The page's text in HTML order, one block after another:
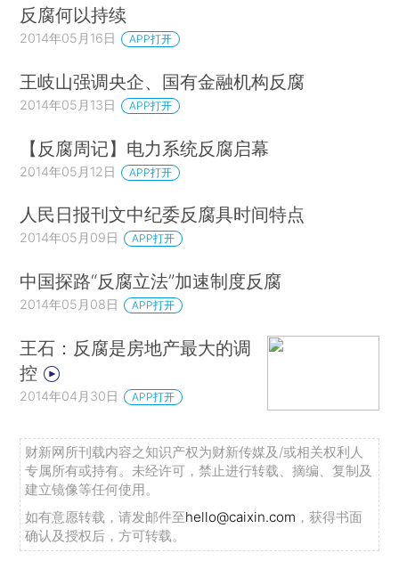
反腐何以持续
2014年05月16日 APP打开
王岐山强调央企、国有金融机构反腐
2014年05月13日 APP打开
【反腐周记】电力系统反腐启幕
2014年05月12日 APP打开
人民日报刊文中纪委反腐具时间特点
2014年05月09日 APP打开
中国探路“反腐立法”加速制度反腐
2014年05月08日 APP打开
王石：反腐是房地产最大的调
控
2014年04月30日 APP打开
财新网所刊载内容之知识产权为财新传媒及/或相关权利人
专属所有或持有。未经许可，禁止进行转载、摘编、复制及
建立镜像等任何使用。
如有意愿转载，请发邮件至hello@caixin.com ，获得书面
确认及授权后，方可转载。